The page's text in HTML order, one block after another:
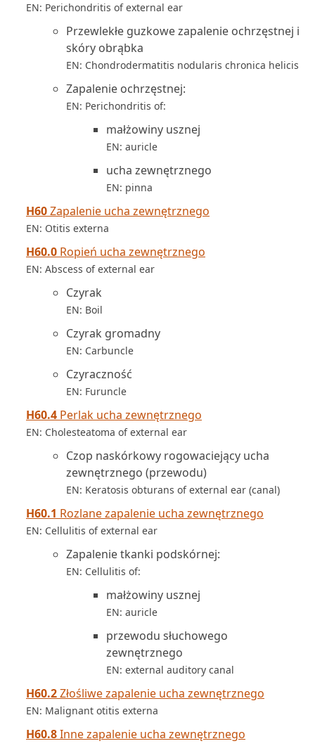
EN: Perichondritis of external ear
Przewlekłe guzkowe zapalenie ochrzęstnej i
skóry obrąbka
EN: Chondrodermatitis nodularis chronica helicis
Zapalenie ochrzęstnej:
EN: Perichondritis of:
małżowiny usznej
EN: auricle
ucha zewnętrznego
EN: pinna
H60Zapalenie ucha zewnętrznego
EN: Otitis externa
H60.0 Ropień ucha zewnętrznego
EN: Abscess of external ear
Czyrak
EN: Boil
Czyrak gromadny
EN: Carbuncle
Czyraczność
EN: Furuncle
H60.4 Perlak ucha zewnętrznego
EN: Cholesteatoma of external ear
Czop naskórkowy rogowaciejący ucha
zewnętrznego (przewodu)
EN: Keratosis obturans of external ear (canal)
H60.1 Rozlane zapalenie ucha zewnętrznego
EN: Cellulitis of external ear
Zapalenie tkanki podskórnej:
EN: Cellulitis of:
małżowiny usznej
EN: auricle
przewodu słuchowego
zewnętrznego
EN: external auditory canal
H60.2Złośliwe zapalenie ucha zewnętrznego
EN: Malignant otitis externa
H60.8Inne zapalenie ucha zewnętrznego